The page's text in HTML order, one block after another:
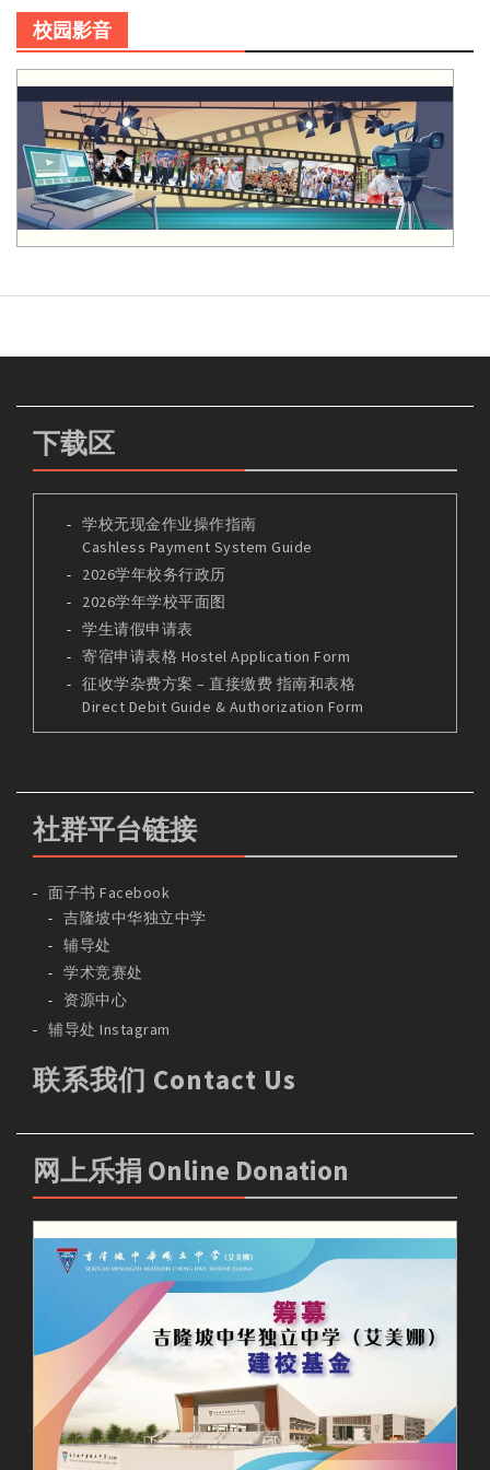
校园影音
下载区
学校无现金作业操作指南
Cashless Payment System Guide
2026学年校务行政历
2026学年学校平面图
学生请假申请表
寄宿申请表格 Hostel Application Form
征收学杂费方案 – 直接缴费 指南和表格
Direct Debit Guide & Authorization Form
社群平台链接
面子书 Facebook
吉隆坡中华独立中学
辅导处
学术竞赛处
资源中心
辅导处 Instagram
联系我们 Contact Us
网上乐捐 Online Donation